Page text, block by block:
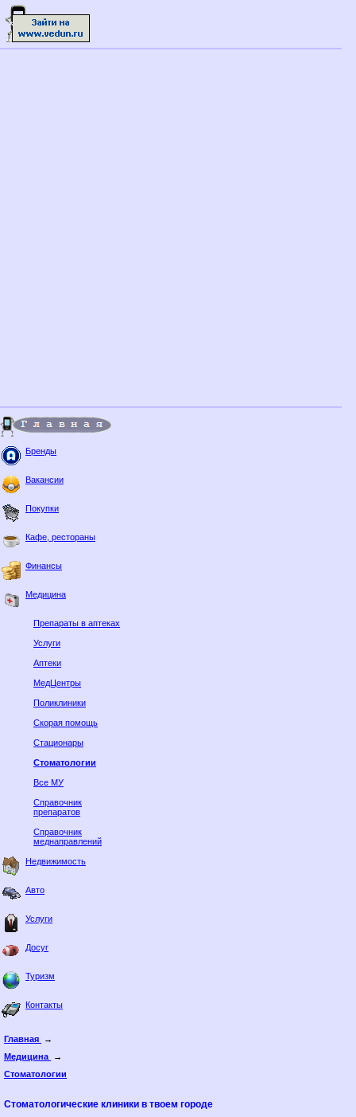
Бренды
Вакансии
Покупки
Кафе, рестораны
Финансы
Медицина
Препараты в аптеках
Услуги
Аптеки
МедЦентры
Поликлиники
Скорая помощь
Стационары
Стоматологии
Все МУ
Справочник
препаратов
Справочник
меднаправлений
Недвижимость
Авто
Услуги
Досуг
Туризм
Контакты
Главная
→
Медицина
→
Стоматологии
Стоматологические клиники в твоем городе